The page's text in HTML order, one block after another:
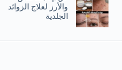
والأرز لعلاج الزوائد
الجلدية